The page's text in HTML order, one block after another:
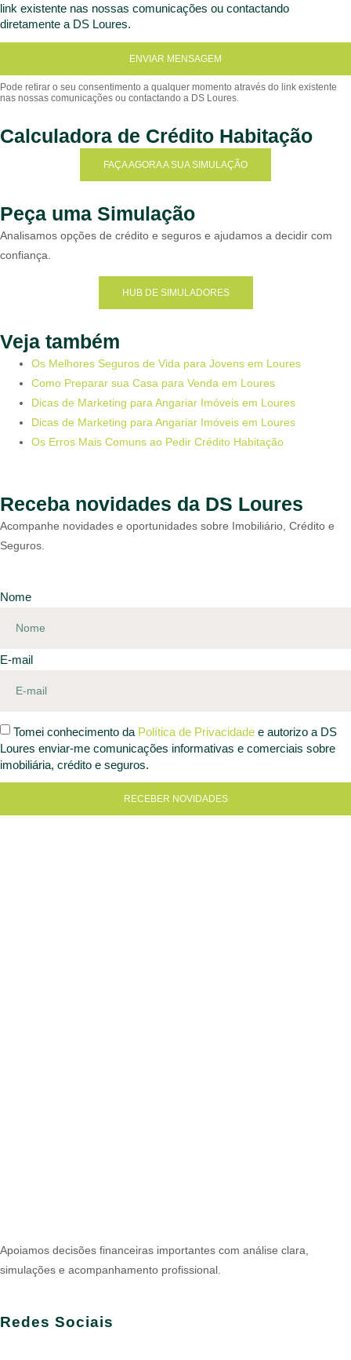
link existente nas nossas comunicações ou contactando
diretamente a DS Loures.
ENVIAR MENSAGEM
Calculadora de Crédito Habitação
FAÇA AGORA A SUA SIMULAÇÃO
Peça uma Simulação
Analisamos opções de crédito e seguros e ajudamos a decidir com
confiança.
HUB DE SIMULADORES
Veja também
Os Melhores Seguros de Vida para Jovens em Loures
Como Preparar sua Casa para Venda em Loures
Dicas de Marketing para Angariar Imóveis em Loures
Dicas de Marketing para Angariar Imóveis em Loures
Os Erros Mais Comuns ao Pedir Crédito Habitação
Receba novidades da DS Loures
Acompanhe novidades e oportunidades sobre Imobiliário, Crédito e
Seguros.
Nome
E-mail
Tomei conhecimento da Política de Privacidade e autorizo a DS
Loures enviar-me comunicações informativas e comerciais sobre
imobiliária, crédito e seguros.
RECEBER NOVIDADES
Apoiamos decisões financeiras importantes com análise clara,
simulações e acompanhamento profissional.
Redes Sociais